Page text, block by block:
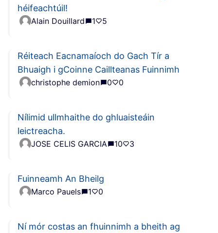
héifeachtúil!
Alain Douillard 1 5
Réiteach Eacnamaíoch do Gach Tír a
Bhuaigh i gCoinne Caillteanas Fuinnimh
christophe demion 0 0
Nílimid ullmhaithe do ghluaisteáin
leictreacha.
JOSE CELIS GARCIA 10 3
Fuinneamh An Bheilg
Marco Pauels 1 0
Ní mór costas an fhuinnimh a bheith ag